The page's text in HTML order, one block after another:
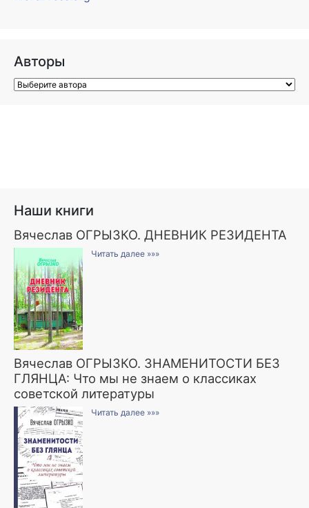
Авторы
Наши книги
Вячеслав ОГРЫЗКО. ДНЕВНИК РЕЗИДЕНТА
Читать далее »»»
Вячеслав ОГРЫЗКО. ЗНАМЕНИТОСТИ БЕЗ
ГЛЯНЦА: Что мы не знаем о классиках
советской литературы
Читать далее »»»